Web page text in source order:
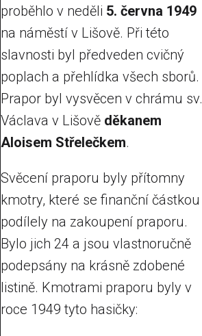
proběhlo v neděli 5. června 1949
na náměstí v Lišově. Při této
slavnosti byl předveden cvičný
poplach a přehlídka všech sborů.
Prapor byl vysvěcen v chrámu sv.
Václava v Lišově děkanem
Aloisem Střelečkem.
Svěcení praporu byly přítomny
kmotry, které se finanční částkou
podílely na zakoupení praporu.
Bylo jich 24 a jsou vlastnoručně
podepsány na krásně zdobené
listině. Kmotrami praporu byly v
roce 1949 tyto hasičky: